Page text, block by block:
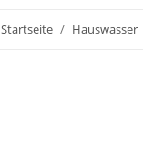
Startseite Hauswasser